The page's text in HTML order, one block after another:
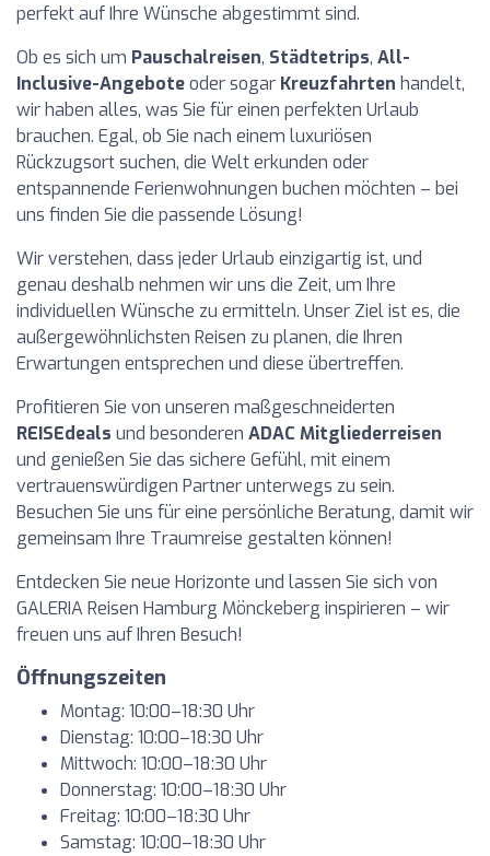
perfekt auf Ihre Wünsche abgestimmt sind.
Ob es sich um Pauschalreisen, Städtetrips, All-
Inclusive-Angeboteoder sogar Kreuzfahrten handelt,
wir haben alles, was Sie für einen perfekten Urlaub
brauchen. Egal, ob Sie nach einem luxuriösen
Rückzugsort suchen, die Welt erkunden oder
entspannende Ferienwohnungen buchen möchten – bei
uns finden Sie die passende Lösung!
Wir verstehen, dass jeder Urlaub einzigartig ist, und
genau deshalb nehmen wir uns die Zeit, um Ihre
individuellen Wünsche zu ermitteln. Unser Ziel ist es, die
außergewöhnlichsten Reisen zu planen, die Ihren
Erwartungen entsprechen und diese übertreffen.
Profitieren Sie von unseren maßgeschneiderten
REISEdeals und besonderen ADAC Mitgliederreisen
und genießen Sie das sichere Gefühl, mit einem
vertrauenswürdigen Partner unterwegs zu sein.
Besuchen Sie uns für eine persönliche Beratung, damit wir
gemeinsam Ihre Traumreise gestalten können!
Entdecken Sie neue Horizonte und lassen Sie sich von
GALERIA Reisen Hamburg Mönckeberg inspirieren – wir
freuen uns auf Ihren Besuch!
Öffnungszeiten
Montag: 10:00–18:30 Uhr
Dienstag: 10:00–18:30 Uhr
Mittwoch: 10:00–18:30 Uhr
Donnerstag: 10:00–18:30 Uhr
Freitag: 10:00–18:30 Uhr
Samstag: 10:00–18:30 Uhr